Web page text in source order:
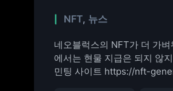
NFT, 뉴스
네오블럭스의 NFT가 더 가
에서는 현물 지급은 되지 않
민팅 사이트 https://nft-